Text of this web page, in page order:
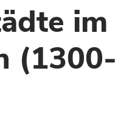
im
(1300-